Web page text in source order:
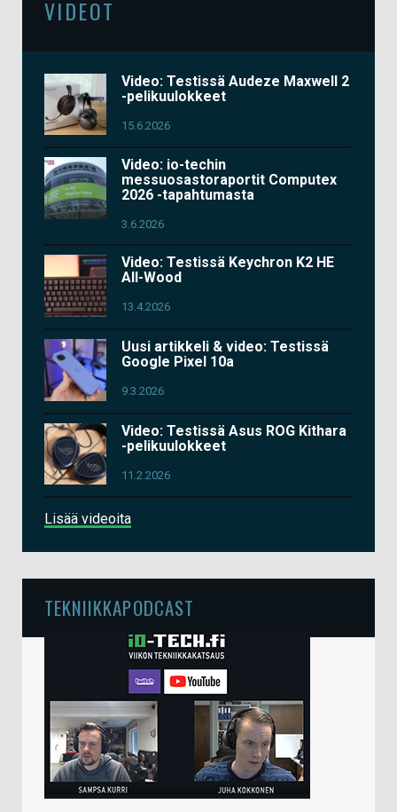
VIDEOT
Video: Testissä Audeze Maxwell 2
-pelikuulokkeet
15.6.2026
Video: io-techin
messuosastoraportit Computex
2026 -tapahtumasta
3.6.2026
Video: Testissä Keychron K2 HE
All-Wood
13.4.2026
Uusi artikkeli & video: Testissä
Google Pixel 10a
9.3.2026
Video: Testissä Asus ROG Kithara
-pelikuulokkeet
11.2.2026
Lisää videoita
TEKNIIKKAPODCAST